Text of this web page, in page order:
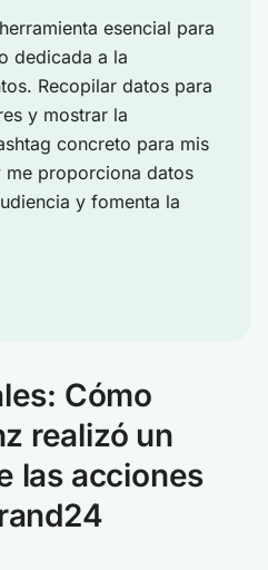
esencial para
dedicada a la
Recopilar datos para
y mostrar la
concreto para mis
me proporciona datos
y fomenta la
Cómo
realizó un
las acciones